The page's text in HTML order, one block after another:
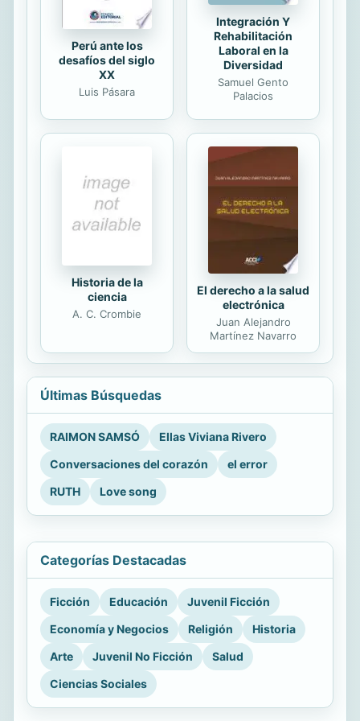
Perú ante los
desafíos del siglo
XX
Luis Pásara
Integración Y
Rehabilitación
Laboral en la
Diversidad
Samuel Gento
Palacios
Historia de la
ciencia
A. C. Crombie
El derecho a la salud
electrónica
Juan Alejandro
Martínez Navarro
Últimas Búsquedas
RAIMON SAMSÓ
Ellas Viviana Rivero
Conversaciones del corazón
el error
RUTH
Love song
Categorías Destacadas
Ficción Educación
Juvenil Ficción
Economía y Negocios
Religión
Historia
Arte
Juvenil No Ficción
Salud
Ciencias Sociales